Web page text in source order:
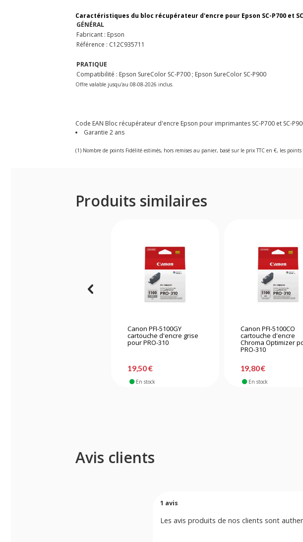
Caractéristiques du bloc récupérateur d'encre pour Epson SC-P700 et
GÉNÉRAL
Fabricant : Epson
Référence : C12C935711
PRATIQUE
Compatibilité : Epson SureColor SC-P700 ; Epson SureColor SC-P900
Offre valable jusqu'au 08-08-2026 inclus.
Code EAN Bloc récupérateur d'encre Epson pour imprimantes SC-P700 et SC-
Garantie 2 ans
(1) Nombre de points Fidélité estimés, hors remises au panier, basé sur le prix TTC en €, les
Produits similaires
Canon PFI-5100GY
cartouche d'encre grise
pour PRO-310
19,50 €
En stock
Canon PFI-5100CO
cartouche d'encre
Chroma Optimizer
PRO-310
19,80 €
En stock
Avis clients
1 avis
Les avis produits de nos clients sont